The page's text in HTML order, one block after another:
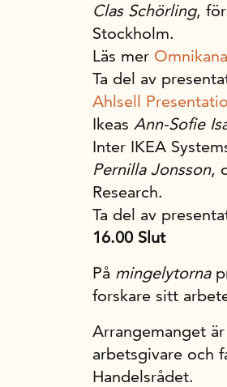
Clas Schörling,
Stockholm.
Läs mer
Ta del av
Ahlsell
Ikeas Ann-Sofie
Inter IKEA
Pernilla Jonsson,
Research.
Ta del av
16.00 Slut
På mingelytorna
forskare sitt
Arrangemanget
arbetsgivare och
Handelsrådet.